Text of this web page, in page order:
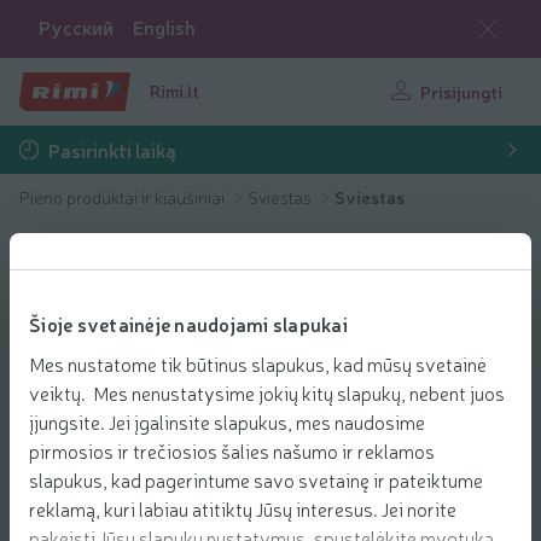
Šioje svetainėje naudojami slapukai
Mes nustatome tik būtinus slapukus, kad mūsų svetainė
veiktų. Mes nenustatysime jokių kitų slapukų, nebent juos
įjungsite. Jei įgalinsite slapukus, mes naudosime
pirmosios ir trečiosios šalies našumo ir reklamos
slapukus, kad pagerintume savo svetainę ir pateiktume
reklamą, kuri labiau atitiktų Jūsų interesus. Jei norite
Русский English
Rimi.lt Prisijungti
Pasirinkti laiką
Pieno produktai ir kiaušiniai Sviestas Sviestas